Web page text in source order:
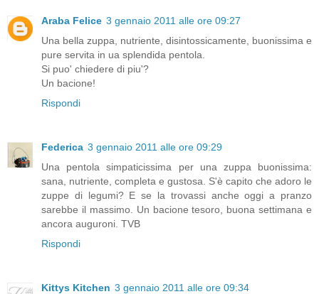
Araba Felice 3 gennaio 2011 alle ore 09:27
Una bella zuppa, nutriente, disintossicamente, buonissima e
pure servita in ua splendida pentola.
Si puo' chiedere di piu'?
Un bacione!
Rispondi
Federica 3 gennaio 2011 alle ore 09:29
Una pentola simpaticissima per una zuppa buonissima:
sana, nutriente, completa e gustosa. S'è capito che adoro le
zuppe di legumi? E se la trovassi anche oggi a pranzo
sarebbe il massimo. Un bacione tesoro, buona settimana e
ancora auguroni. TVB
Rispondi
Kittys Kitchen 3 gennaio 2011 alle ore 09:34